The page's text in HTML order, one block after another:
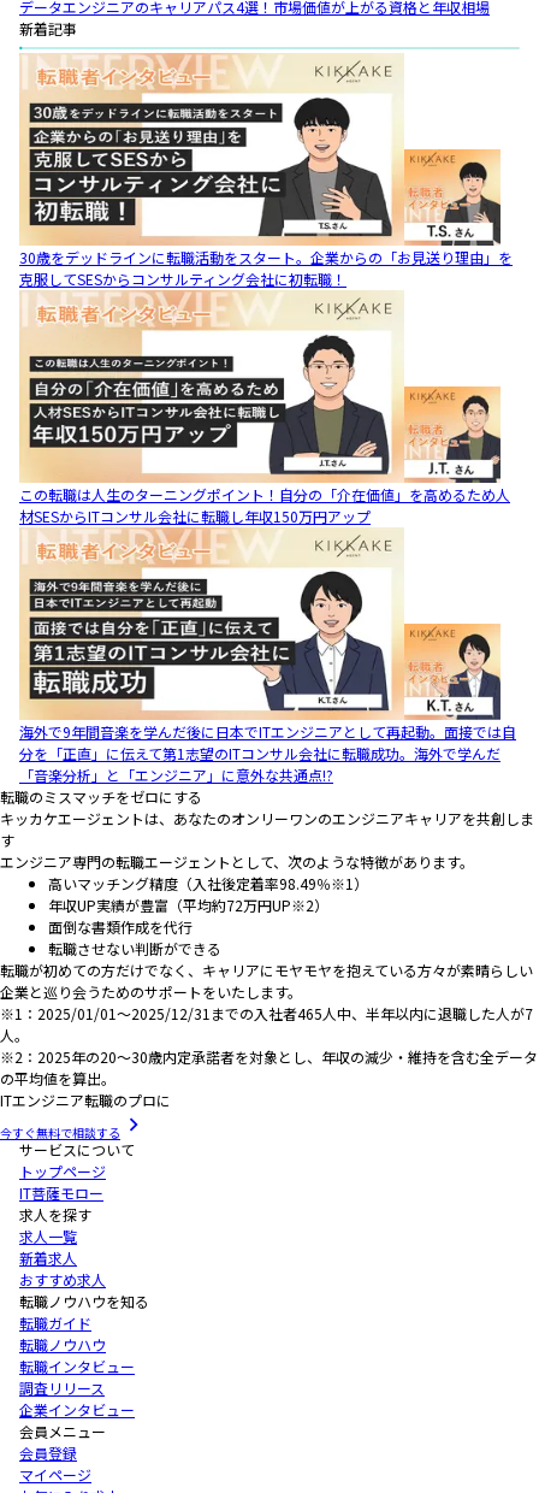
データエンジニアのキャリアパス4選！市場価値が上がる資格と年収相場
新着記事
30歳をデッドラインに転職活動をスタート。企業からの「お見送り理由」を
克服してSESからコンサルティング会社に初転職！
この転職は人生のターニングポイント！自分の「介在価値」を高めるため人
材SESからITコンサル会社に転職し年収150万円アップ
海外で9年間音楽を学んだ後に日本でITエンジニアとして再起動。面接では自
分を「正直」に伝えて第1志望のITコンサル会社に転職成功。海外で学んだ
「音楽分析」と「エンジニア」に意外な共通点!?
転職のミスマッチをゼロにする
キッカケエージェントは、あなたのオンリーワンのエンジニアキャリアを共創しま
す
エンジニア専門の転職エージェントとして、次のような特徴があります。
高いマッチング精度（入社後定着率98.49％※1）
年収UP実績が豊富（平均約72万円UP※2）
面倒な書類作成を代行
転職させない判断ができる
転職が初めての方だけでなく、キャリアにモヤモヤを抱えている方々が素晴らしい
企業と巡り会うためのサポートをいたします。
※1：2025/01/01～2025/12/31までの入社者465人中、半年以内に退職した人が7
人。
※2：2025年の20～30歳内定承諾者を対象とし、年収の減少・維持を含む全データ
の平均値を算出。
ITエンジニア転職のプロに
今すぐ無料で相談する
サービスについて
トップページ
IT菩薩モロー
求人を探す
求人一覧
新着求人
おすすめ求人
転職ノウハウを知る
転職ガイド
転職ノウハウ
転職インタビュー
調査リリース
企業インタビュー
会員メニュー
会員登録
マイページ